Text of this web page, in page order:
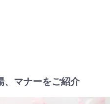
マナーをご紹介